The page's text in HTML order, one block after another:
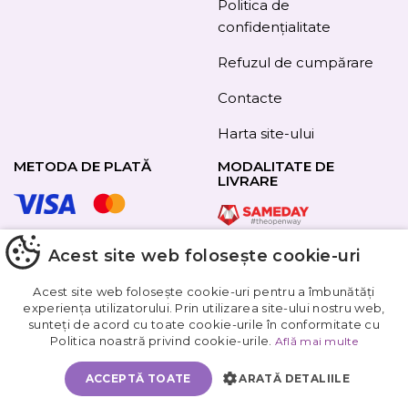
ADAUGĂ IN COŞ
Politica de
confidențialitate
Refuzul de cumpărare
Contacte
Harta site-ului
METODA DE PLATĂ
URMAȚI-NE
MODALITATE DE
LIVRARE
Obțineți
reducere
Acest site web folosește cookie-uri
Acest site web folosește cookie-uri pentru a îmbunătăți
experiența utilizatorului. Prin utilizarea site-ului nostru web,
sunteți de acord cu toate cookie-urile în conformitate cu
Politica noastră privind cookie-urile. Află mai multe
ACCEPTĂ TOATE ARATĂ DETALIILE